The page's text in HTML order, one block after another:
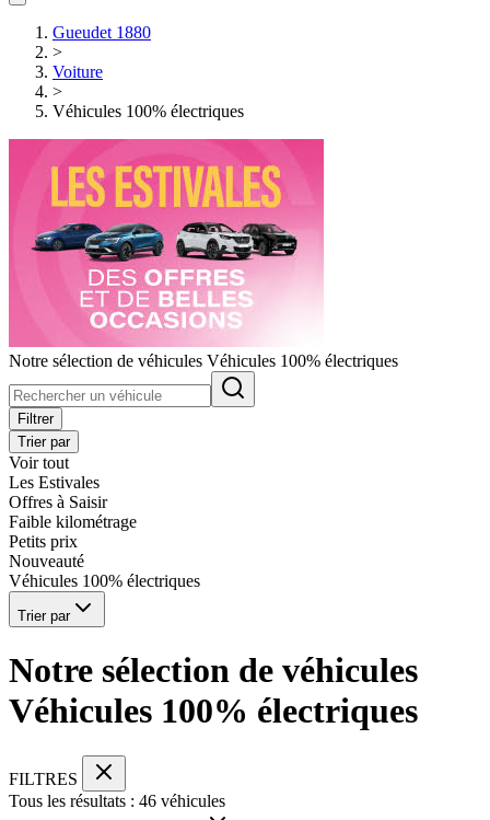
Gueudet 1880
>
Voiture
>
Véhicules 100% électriques
Notre sélection de véhicules Véhicules 100% électriques
Filtrer
Trier par
Voir tout
Les Estivales
Offres à Saisir
Faible kilométrage
Petits prix
Nouveauté
Véhicules 100% électriques
Trier par
Notre sélection de véhicules
Véhicules 100% électriques
FILTRES
Tous les résultats : 46 véhicules